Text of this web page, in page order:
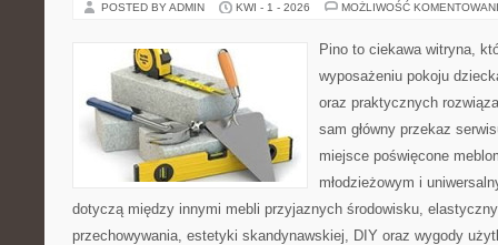
POSTED BY ADMIN KWI - 1 - 2026 MOŻLIWOŚĆ
Pino to ciekawa witryna,
wyposażeniu pokoju
oraz praktycznych
sam główny przekaz
miejsce poświęcone
młodzieżowym i
dotyczą między innymi mebli przyjaznych środowisku,
przechowywania, estetyki skandynawskiej, DIY oraz wygody